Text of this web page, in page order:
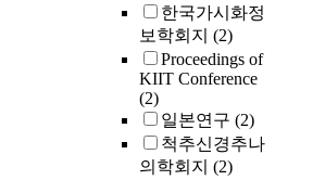
한국가시화정
보학회지 (2)
Proceedings of
KIIT Conference
(2)
일본연구 (2)
척추신경추나
의학회지 (2)